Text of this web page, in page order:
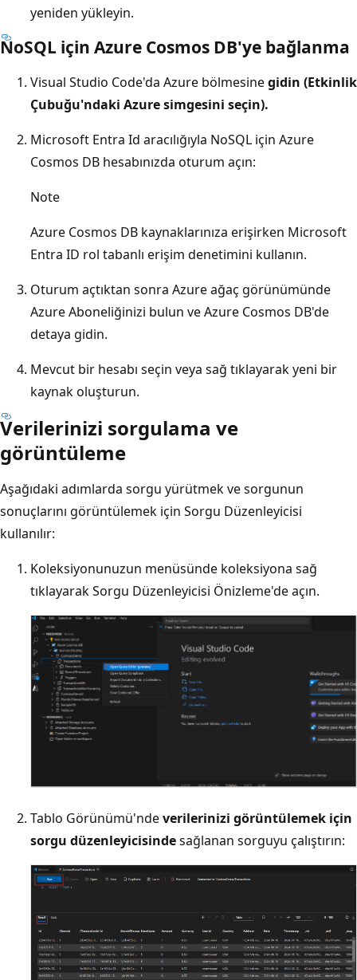
yeniden yükleyin.
NoSQL için Azure Cosmos DB'ye bağlanma
Visual Studio Code'da Azure bölmesinegidin (Etkinlik
Çubuğu'ndaki Azuresimgesini seçin).
Microsoft Entra Id aracılığıyla NoSQL için Azure
Cosmos DB hesabınızda oturum açın:
Note
Azure Cosmos DB kaynaklarınıza erişirken Microsoft
Entra ID rol tabanlı erişim denetimini kullanın.
Oturum açtıktan sonra Azure ağaç görünümünde
Azure Aboneliğinizi bulun ve Azure Cosmos DB'de
detaya gidin.
Mevcut bir hesabı seçin veya sağ tıklayarak yeni bir
kaynak oluşturun.
Verilerinizi sorgulama ve
görüntüleme
Aşağıdaki adımlarda sorgu yürütmek ve sorgunun
sonuçlarını görüntülemek için Sorgu Düzenleyicisi
kullanılır:
Koleksiyonunuzun menüsünde koleksiyona sağ
tıklayarak Sorgu Düzenleyicisi Önizleme'de açın.
Tablo Görünümü'ndeverilerinizi görüntülemek için
sorgu düzenleyicisindesağlanan sorguyu çalıştırın: